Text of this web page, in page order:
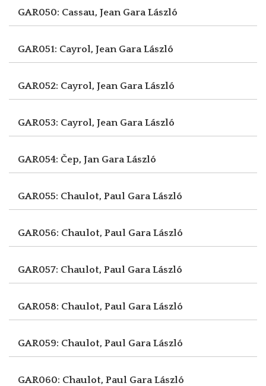
GAR050: Cassau, Jean Gara László
GAR051: Cayrol, Jean Gara László
GAR052: Cayrol, Jean Gara László
GAR053: Cayrol, Jean Gara László
GAR054: Čep, Jan Gara László
GAR055: Chaulot, Paul Gara László
GAR056: Chaulot, Paul Gara László
GAR057: Chaulot, Paul Gara László
GAR058: Chaulot, Paul Gara László
GAR059: Chaulot, Paul Gara László
GAR060: Chaulot, Paul Gara László